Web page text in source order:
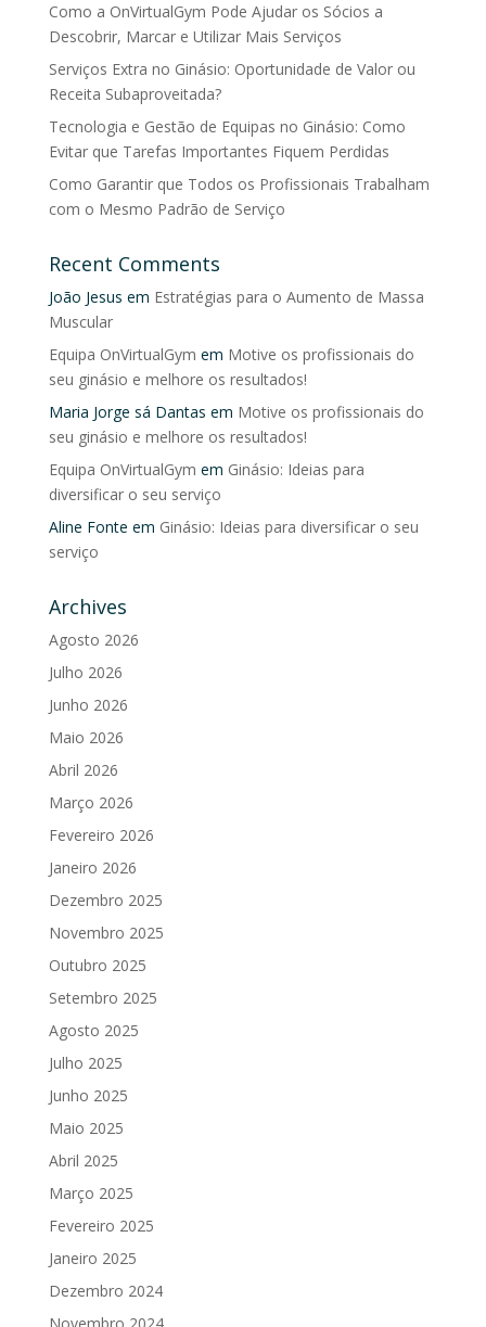
Como a OnVirtualGym Pode Ajudar os Sócios a
Descobrir, Marcar e Utilizar Mais Serviços
Serviços Extra no Ginásio: Oportunidade de Valor ou
Receita Subaproveitada?
Tecnologia e Gestão de Equipas no Ginásio: Como
Evitar que Tarefas Importantes Fiquem Perdidas
Como Garantir que Todos os Profissionais Trabalham
com o Mesmo Padrão de Serviço
Recent Comments
João Jesus em Estratégias para o Aumento de Massa
Muscular
Equipa OnVirtualGym em Motive os profissionais do
seu ginásio e melhore os resultados!
Maria Jorge sá Dantas em Motive os profissionais do
seu ginásio e melhore os resultados!
Equipa OnVirtualGym em Ginásio: Ideias para
diversificar o seu serviço
Aline Fonte em Ginásio: Ideias para diversificar o seu
serviço
Archives
Agosto 2026
Julho 2026
Junho 2026
Maio 2026
Abril 2026
Março 2026
Fevereiro 2026
Janeiro 2026
Dezembro 2025
Novembro 2025
Outubro 2025
Setembro 2025
Agosto 2025
Julho 2025
Junho 2025
Maio 2025
Abril 2025
Março 2025
Fevereiro 2025
Janeiro 2025
Dezembro 2024